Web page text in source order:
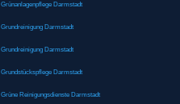
Grünanlagenpflege Darmstadt
Grundreinigung Darmstadt
Grundreinigung Darmstadt
Grundstückspflege Darmstadt
Grüne Reinigungsdienste Darmstadt